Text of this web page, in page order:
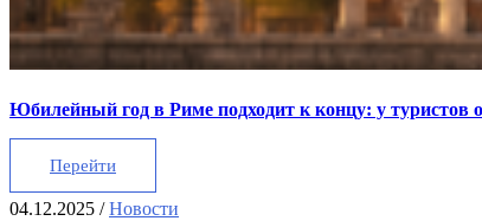
Юбилейный год в Риме подходит к концу: у туристов
Перейти
04.12.2025 /Новости